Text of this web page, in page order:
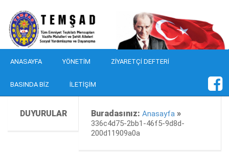
ANASAYFA YÖNETIM ZIYARETÇI DEFTERI
BASINDA BIZ İLETIŞIM
DUYURULAR Buradasınız:Anasayfa »
336c4d75-2bb1-46f5-9d8d-
200d11909a0a